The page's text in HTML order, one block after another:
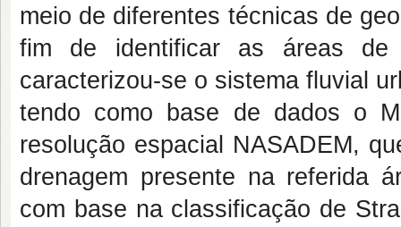
meio de diferentes técnicas de
fim de identificar as áreas de
caracterizou-se o sistema fluvial
tendo como base de dados o
resolução espacial NASADEM,
drenagem presente na referida
com base na classificação de